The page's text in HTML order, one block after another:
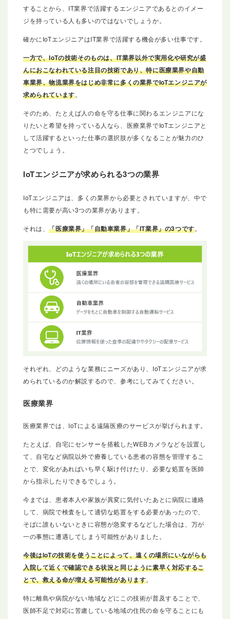
することから、IT業界で活躍するエンジニアであるとのイメー
ジを持っている人も多いのではないでしょうか。
確かにIoTエンジニアはIT業界で活躍する機会が多い仕事です。
一方で、IoTの技術そのものは、IT業界以外で実用化や研究が盛
んにおこなわれている注目の技術であり、特に医療業界や自動
車業界、物流業界をはじめ非常に多くの業界でIoTエンジニアが
求められています。
そのため、たとえば人の命を守る仕事に関わるエンジニアにな
りたいと希望を持っている人なら、医療業界でIoTエンジニアと
して活躍するといった仕事の選択肢が多くなることが魅力のひ
とつでしょう。
IoTエンジニアが求められる3つの業界
IoTエンジニアは、多くの業界から必要とされていますが、中で
も特に需要が高い3つの業界があります。
それは、「医療業界」「自動車業界」「IT業界」の3つです。
それぞれ、どのような業務にニーズがあり、IoTエンジニアが求
められているのか解説するので、参考にしてみてください。
医療業界
医療業界では、IoTによる遠隔医療のサービスが挙げられます。
たとえば、自宅にセンサーを搭載したWEBカメラなどを設置し
て、自宅など病院以外で療養している患者の容態を管理するこ
とで、変化があればいち早く駆け付けたり、必要な処置を医師
から指示したりできるでしょう。
今までは、患者本人や家族が異変に気付いたあとに病院に連絡
して、病院で検査をして適切な処置をする必要があったので、
そばに誰もいないときに容態が急変するなどした場合は、万が
一の事態に遭遇してしまう可能性がありました。
今後はIoTの技術を使うことによって、遠くの場所にいながらも
入院して近くで確認できる状況と同じように素早く対応するこ
とで、救える命が増える可能性があります。
特に離島や病院がない地域などにこの技術が普及することで、
医師不足で対応に苦慮している地域の住民の命を守ることにも